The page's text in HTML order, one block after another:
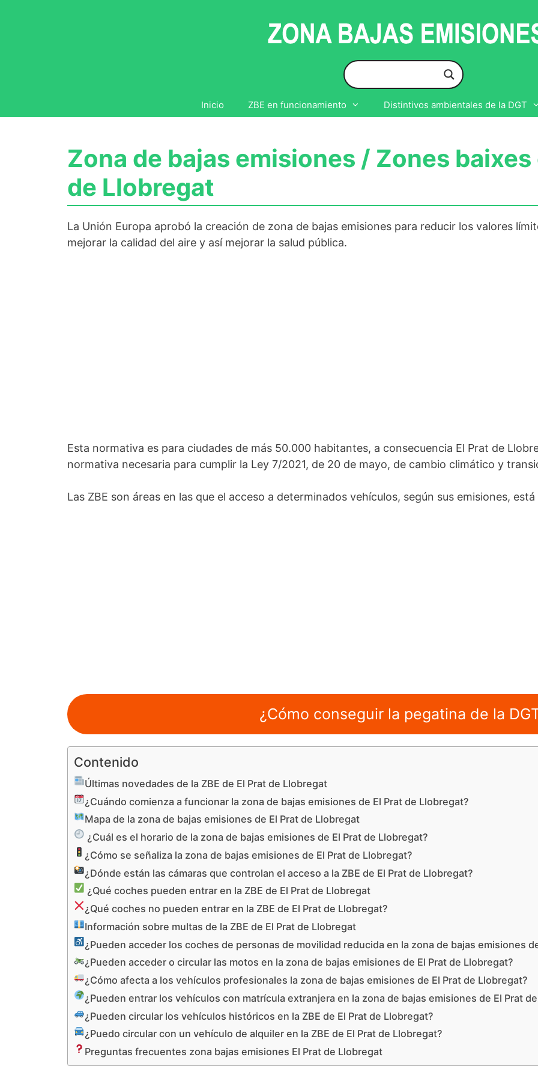
Inicio ZBE en funcionamiento Distintivos ambientales de la DGT
Zona de bajas emisiones / Zones
de Llobregat
La Unión Europa aprobó la creación de zona de bajas emisiones para reducir los valores
mejorar la calidad del aire y así mejorar la salud pública.
Esta normativa es para ciudades de más 50.000 habitantes, a consecuencia El Prat de
normativa necesaria para cumplir la Ley 7/2021, de 20 de mayo, de cambio climático y
Las ZBE son áreas en las que el acceso a determinados vehículos, según sus emisiones,
¿Cómo conseguir la pegatina de la
Contenido
Últimas novedades de la ZBE de El Prat de Llobregat
¿Cuándo comienza a funcionar la zona de bajas emisiones de El Prat de Llobregat?
Mapa de la zona de bajas emisiones de El Prat de Llobregat
¿Cuál es el horario de la zona de bajas emisiones de El Prat de Llobregat?
¿Cómo se señaliza la zona de bajas emisiones de El Prat de Llobregat?
¿Dónde están las cámaras que controlan el acceso a la ZBE de El Prat de Llobregat?
¿Qué coches pueden entrar en la ZBE de El Prat de Llobregat
¿Qué coches no pueden entrar en la ZBE de El Prat de Llobregat?
Información sobre multas de la ZBE de El Prat de Llobregat
¿Pueden acceder los coches de personas de movilidad reducida en la zona de bajas emisiones
¿Pueden acceder o circular las motos en la zona de bajas emisiones de El Prat de Llobregat?
¿Cómo afecta a los vehículos profesionales la zona de bajas emisiones de El Prat de Llobregat?
¿Pueden entrar los vehículos con matrícula extranjera en la zona de bajas emisiones de El Prat
¿Pueden circular los vehículos históricos en la ZBE de El Prat de Llobregat?
¿Puedo circular con un vehículo de alquiler en la ZBE de El Prat de Llobregat?
Preguntas frecuentes zona bajas emisiones El Prat de Llobregat